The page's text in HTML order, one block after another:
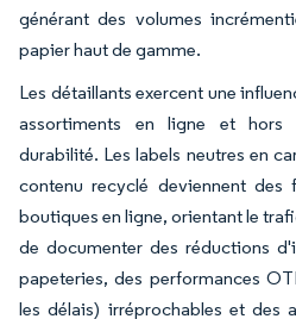
générant des volumes
papier haut de gamme.
Les détaillants exercent une
assortiments en ligne et hors
durabilité. Les labels neutres en
contenu recyclé deviennent des
boutiques en ligne, orientant le
de documenter des réductions
papeteries, des performances
les délais) irréprochables et des